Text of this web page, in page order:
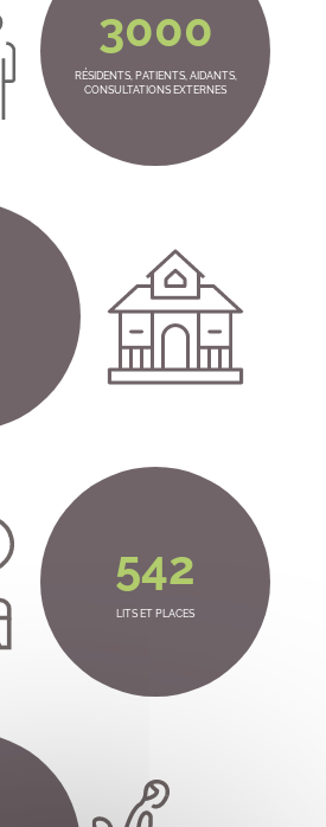
3000
RÉSIDENTS, PATIENTS, AIDANTS,
CONSULTATIONS EXTERNES
542
LITS ET PLACES